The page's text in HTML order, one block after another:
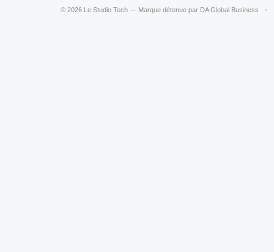
© 2026 Le Studio Tech — Marque détenue par DA Global Business